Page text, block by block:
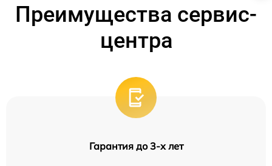
Преимущества сервис-
центра
Гарантия до 3-х лет